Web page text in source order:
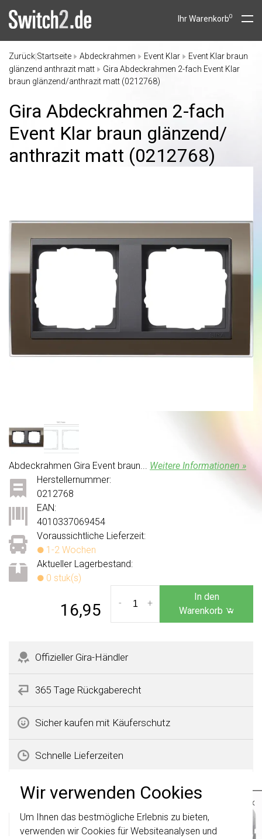
Wir verwenden Cookies
Um Ihnen das bestmögliche Erlebnis zu bieten,
verwenden wir Cookies für Websiteanalysen und
Ihr Warenkorb0
Zurück Startseite Abdeckrahmen Event Klar
Event Klar braun
glänzend anthrazit matt
Gira Abdeckrahmen 2-fach Event Klar
braun glänzend/anthrazit matt (0212768)
Gira Abdeckrahmen 2-fach
Event Klar braun glänzend/
anthrazit matt (0212768)
Abdeckrahmen Gira Event braun... Weitere Informationen »
Voraussichtliche Lieferzeit:
1-2 Wochen
Aktueller Lagerbestand:
0 stuk(s)
Herstellernummer:
0212768
EAN:
4010337069454
16,95 +
-
In den
Warenkorb
Offizieller Gira-Händler
365 Tage Rückgaberecht
Sicher kaufen mit Käuferschutz
Schnelle Lieferzeiten
Produktbeschreibung
Gira 0212768 Datenblatt
×
Wichtig: Gira Schalter und
Schalterwippen wurden erneuert. Sie sind